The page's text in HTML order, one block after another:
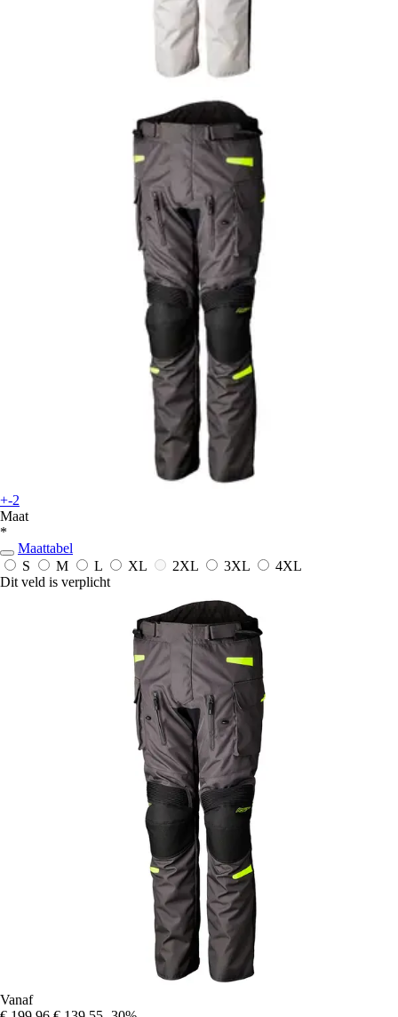
+-2
Maat
*
Maattabel
S
M L XL 2XL 3XL
4XL
Dit veld is verplicht
Vanaf